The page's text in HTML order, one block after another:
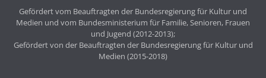
Gefördert vom Beauftragten der Bundesregierung für Kultur und
Medien und vom Bundesministerium für Familie, Senioren, Frauen
und Jugend (2012-2013);
Gefördert von der Beauftragten der Bundesregierung für Kultur und
Medien (2015-2018)